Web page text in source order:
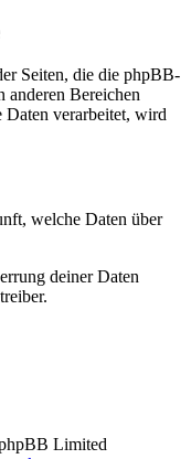
Seiten, die die phpBB-
anderen Bereichen
Daten verarbeitet, wird
welche Daten über
deiner Daten
Limited